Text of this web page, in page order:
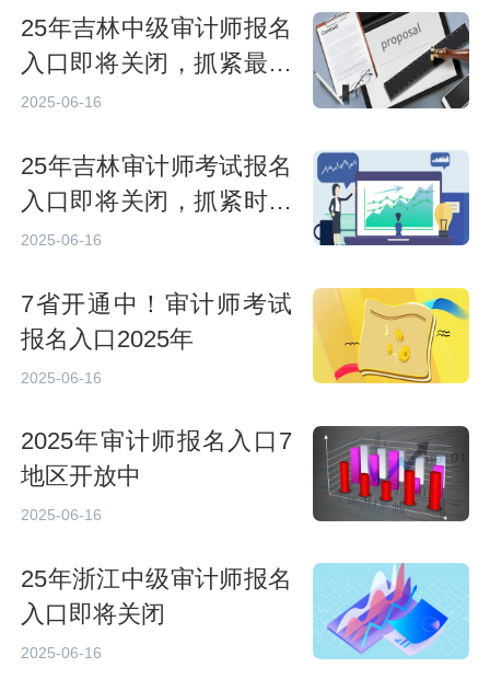
25年吉林中级审计师报名
入口即将关闭，抓紧最后
机会
2025-06-16
25年吉林审计师考试报名
入口即将关闭，抓紧时间
报名
2025-06-16
7省开通中！审计师考试
报名入口2025年
2025-06-16
2025年审计师报名入口7
地区开放中
2025-06-16
25年浙江中级审计师报名
入口即将关闭
2025-06-16